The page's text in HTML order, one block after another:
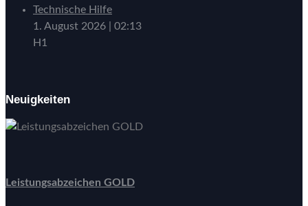
Technische Hilfe
1. August 2026
02:13
H1
Neuigkeiten
Leistungsabzeichen GOLD